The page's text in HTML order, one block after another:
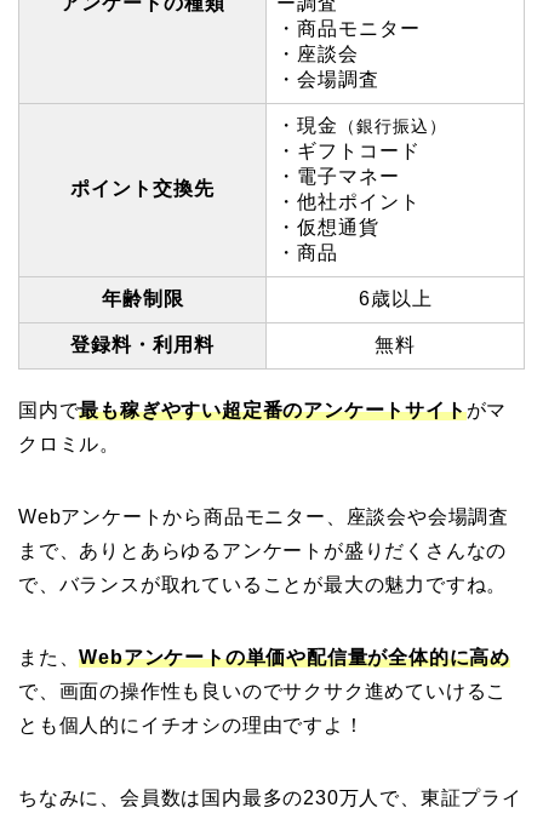
・商品モニター
・座談会
・会場調査
ポイント交換先
・現金 （銀行振込）
・ギフトコード
・電子マネー
・他社ポイント
・仮想通貨
・商品
年齢制限 6歳以上
登録料・利用料 無料
国内で最も稼ぎやすい超定番のアンケートサイトがマ
クロミル。
Webアンケートから商品モニター、座談会や会場調査
まで、ありとあらゆるアンケートが盛りだくさんなの
で、バランスが取れていることが最大の魅力ですね。
また、Webアンケートの単価や配信量が全体的に高め
で、画面の操作性も良いのでサクサク進めていけるこ
とも個人的にイチオシの理由ですよ！
ちなみに、会員数は国内最多の230万人で、東証プライ